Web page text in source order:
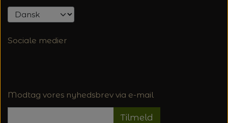
Sociale medier
Modtag vores nyhedsbrev via e-mail
Tilmeld